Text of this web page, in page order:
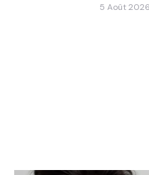
5 Août 2026